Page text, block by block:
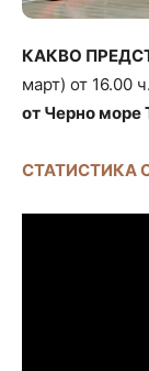
КАКВО
март) от 16.00 ч.
от Черно море
СТАТИСТИКА